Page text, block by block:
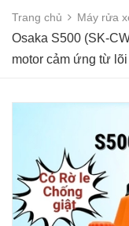
Trang chủ Máy rửa
Osaka S500 (SK-
motor cảm ứng từ